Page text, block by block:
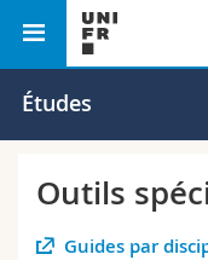
Université
Vous êtes
Faculté des
Études
Outils
Guides par